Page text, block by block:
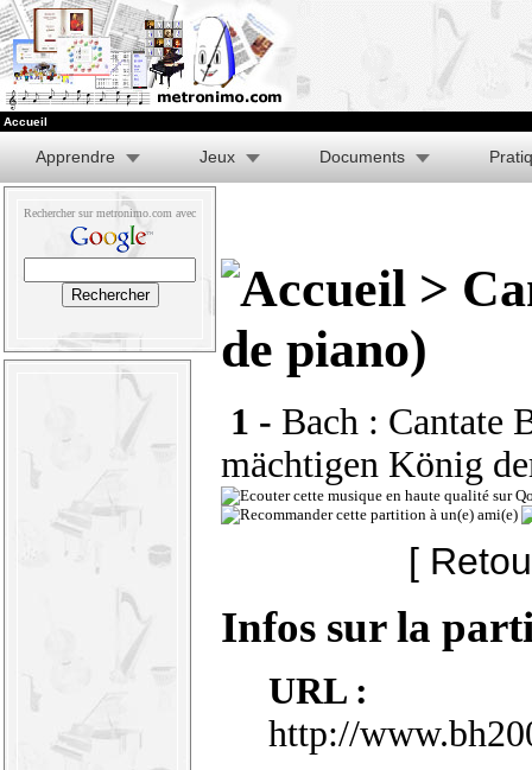
Accueil
Apprendre Jeux Documents
Rechercher sur metronimo.com avec
>
de piano)
1 - Bach : Cantate
mächtigen König
[
Infos sur la
URL :
http://